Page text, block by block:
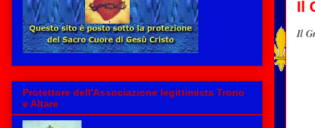
Il
Il
Protettore dell'Associazione legittimista Trono
e Altare